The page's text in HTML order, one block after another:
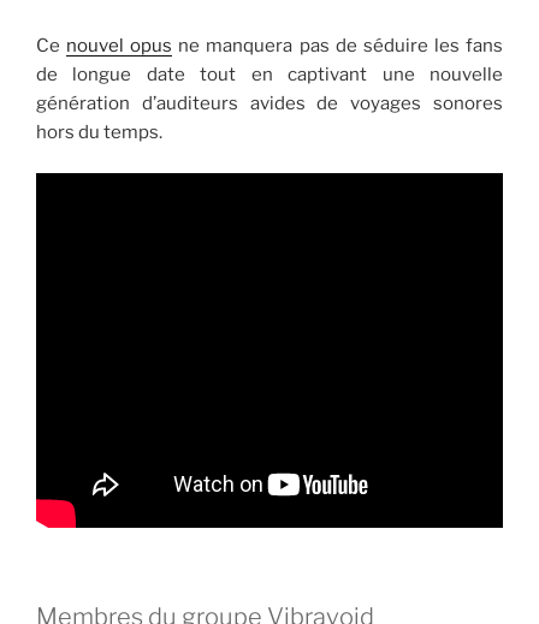
Ce nouvel opus ne manquera pas de séduire les fans
de longue date tout en captivant une nouvelle
génération d’auditeurs avides de voyages sonores
hors du temps.
Membres du groupe Vibravoid